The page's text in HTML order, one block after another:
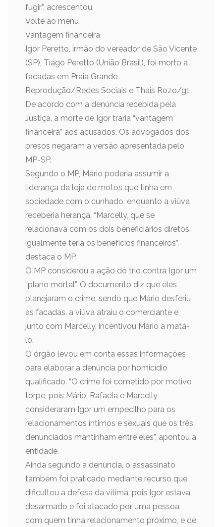
fugir”, acrescentou.
Volte ao menu
Vantagem financeira
Igor Peretto, irmão do vereador de São Vicente
(SP), Tiago Peretto (União Brasil), foi morto a
facadas em Praia Grande
Reprodução/Redes Sociais e Thais Rozo/g1
De acordo com a denúncia recebida pela
Justiça, a morte de Igor traria “vantagem
financeira” aos acusados. Os advogados dos
presos negaram a versão apresentada pelo
MP-SP.
Segundo o MP, Mário poderia assumir a
liderança da loja de motos que tinha em
sociedade com o cunhado, enquanto a viúva
receberia herança. “Marcelly, que se
relacionava com os dois beneficiários diretos,
igualmente teria os benefícios financeiros”,
destaca o MP.
O MP considerou a ação do trio contra Igor um
“plano mortal”. O documento diz que eles
planejaram o crime, sendo que Mário desferiu
as facadas, a viúva atraiu o comerciante e,
junto com Marcelly, incentivou Mário a matá-
lo.
O órgão levou em conta essas informações
para elaborar a denúncia por homicídio
qualificado. “O crime foi cometido por motivo
torpe, pois Mário, Rafaela e Marcelly
consideraram Igor um empecilho para os
relacionamentos íntimos e sexuais que os três
denunciados mantinham entre eles”, apontou a
entidade.
Ainda segundo a denúncia, o assassinato
também foi praticado mediante recurso que
dificultou a defesa da vítima, pois Igor estava
desarmado e foi atacado por uma pessoa
com quem tinha relacionamento próximo, e de